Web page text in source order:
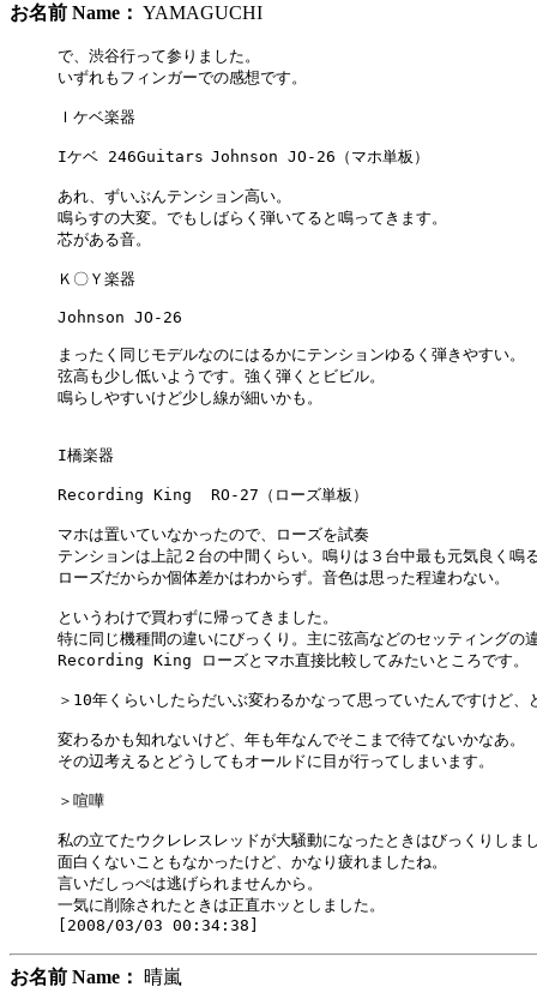
お名前 Name： YAMAGUCHI
で、渋谷行って参りました。
いずれもフィンガーでの感想です。
Ｉケベ楽器
Iケベ 246Guitars	Johnson	JO-26（マホ単板）
あれ、ずいぶんテンション高い。
鳴らすの大変。でもしばらく弾いてると鳴ってきます。
芯がある音。
Ｋ〇Ｙ楽器
Johnson	JO-26
まったく同じモデルなのにはるかにテンションゆるく弾きやすい。
弦高も少し低いようです。強く弾くとビビル。
鳴らしやすいけど少し線が細いかも。
I橋楽器
Recording King	RO-27（ローズ単板）
マホは置いていなかったので、ローズを試奏
テンションは上記２台の中間くらい。鳴りは３台中最も元気良く鳴
ローズだからか個体差かはわからず。音色は思った程違わない。
というわけで買わずに帰ってきました。
特に同じ機種間の違いにびっくり。主に弦高などのセッティングの
Recording King ローズとマホ直接比較してみたいところです。
＞10年くらいしたらだいぶ変わるかなって思っていたんですけど、
変わるかも知れないけど、年も年なんでそこまで待てないかなあ。
その辺考えるとどうしてもオールドに目が行ってしまいます。
＞喧嘩
私の立てたウクレレスレッドが大騒動になったときはびっくりしま
面白くないこともなかったけど、かなり疲れましたね。
言いだしっぺは逃げられませんから。
一気に削除されたときは正直ホッとしました。
お名前 Name： 晴嵐